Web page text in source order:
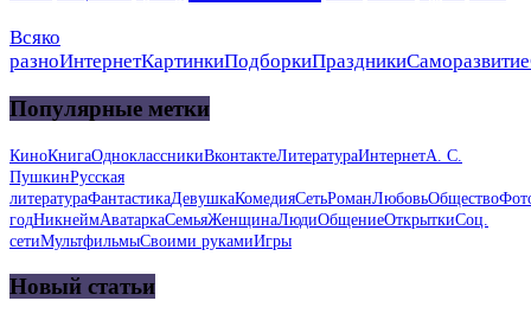
Всяко
разноИнтернетКартинкиПодборкиПраздникиСаморазвитие
Популярные метки
КиноКнигаОдноклассникиВконтактеЛитератураИнтернетА. С.
ПушкинРусская
литератураФантастикаДевушкаКомедияСетьРоманЛюбовьОбщество
годНикнеймАватаркаСемьяЖенщинаЛюдиОбщениеОткрыткиСоц.
сетиМультфильмыСвоими рукамиИгры
Новый статьи